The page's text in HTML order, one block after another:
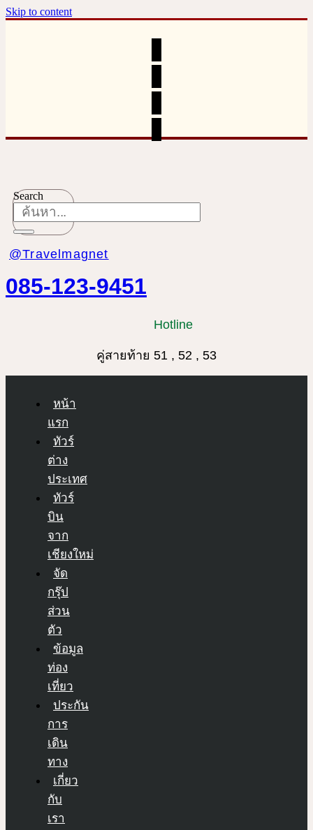
Skip to content
Search
@Travelmagnet
085-123-9451
Hotline
คู่สายท้าย 51 , 52 , 53
หน้า
แรก
ทัวร์
ต่าง
ประเทศ
ทัวร์
บิน
จาก
เชียงใหม่
จัด
กรุ๊ป
ส่วน
ตัว
ข้อมูล
ท่อง
เที่ยว
ประกัน
การ
เดิน
ทาง
เกี่ยว
กับ
เรา